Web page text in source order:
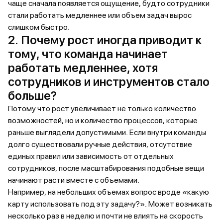
чаще сначала появляется ощущение, будто сотрудники
стали работать медленнее или объем задач вырос
слишком быстро.
2. Почему рост иногда приводит к
тому, что команда начинает
работать медленнее, хотя
сотрудников и инструментов стало
больше?
Потому что рост увеличивает не только количество
возможностей, но и количество процессов, которые
раньше выглядели допустимыми. Если внутри команды
долго существовали ручные действия, отсутствие
единых правил или зависимость от отдельных
сотрудников, после масштабирования подобные вещи
начинают расти вместе с объемами.
Например, на небольших объемах вопрос вроде «какую
карту использовать под эту задачу?». Может возникать
несколько раз в неделю и почти не влиять на скорость